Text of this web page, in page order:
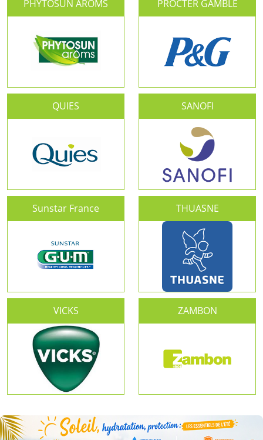
PHYTOSUN AROMS PROCTER GAMBLE
QUIES SANOFI
Sunstar France THUASNE
VICKS ZAMBON